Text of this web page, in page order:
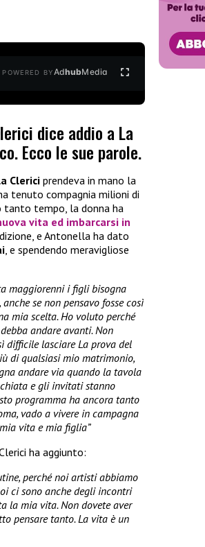
POWERED BYAdhubMedia
dice addio a La
Ecco le sue parole.
Clericiprendeva in mano la
tenuto compagnia milioni di
tanto tempo, la donna ha
vita ed imbarcarsi in
e Antonella ha dato
, e spendendo meravigliose
maggiorenni i figli bisogna
se non pensavo fosse così
mia scelta. Ho voluto perché
andare avanti. Non
difficile lasciare La prova del
di qualsiasi mio matrimonio,
andare via quando la tavola
e gli invitati stanno
programma ha ancora tanto
vado a vivere in campagna
vita e mia figlia”
ha aggiunto:
perché noi artisti abbiamo
ci sono anche degli incontri
la mia vita. Non dovete aver
pensare tanto. La vita è un